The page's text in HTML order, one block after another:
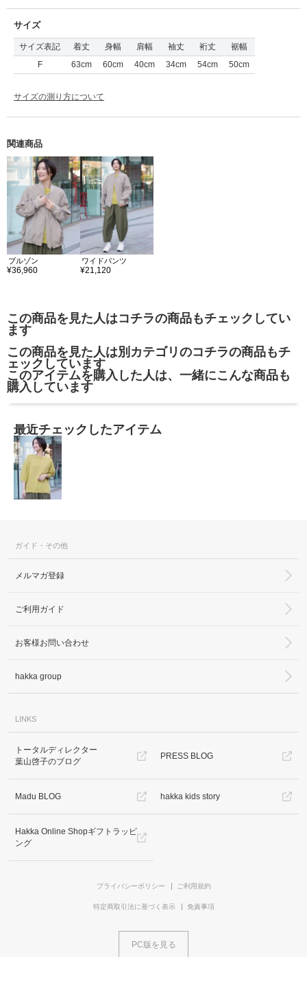
サイズ
サイズ表記 着丈 身幅 肩幅 袖丈 裄丈
裾幅
F
63cm 60cm 40cm 34cm 54cm 50cm
サイズの測り方について
関連商品
ブルゾン
¥36,960
ワイドパンツ
¥21,120
この商品を見た人はコチラの商品もチェックしてい
ます
この商品を見た人は別カテゴリのコチラの商品もチ
ェックしています
このアイテムを購入した人は、一緒にこんな商品も
購入しています
最近チェックしたアイテム
ガイド・その他
メルマガ登録
ご利用ガイド
お客様お問い合わせ
hakka group
LINKS
トータルディレクター
葉山啓子のブログ
PRESS BLOG
Madu BLOG hakka kids story
Hakka Online Shopギフトラッピ
ング
プライバシーポリシー ご利用規約
特定商取引法に基づく表示 免責事項
PC版を見る